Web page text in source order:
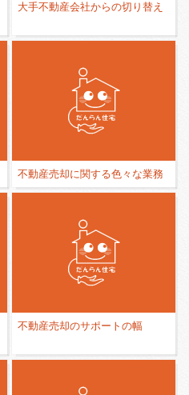
大手不動産会社からの切り替え
不動産売却に関する色々な業務
不動産売却のサポートの幅